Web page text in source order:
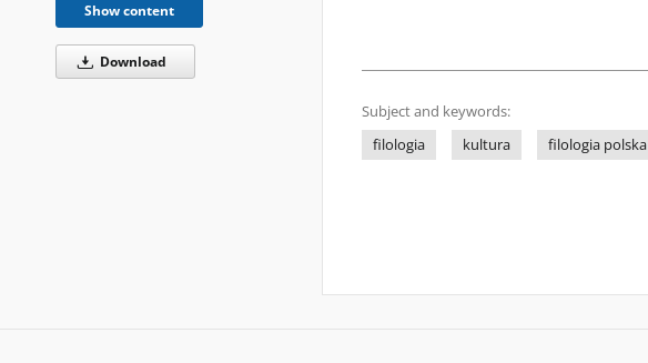
Show content
Download
Subject and keywords:
filologia
kultura filologia polska